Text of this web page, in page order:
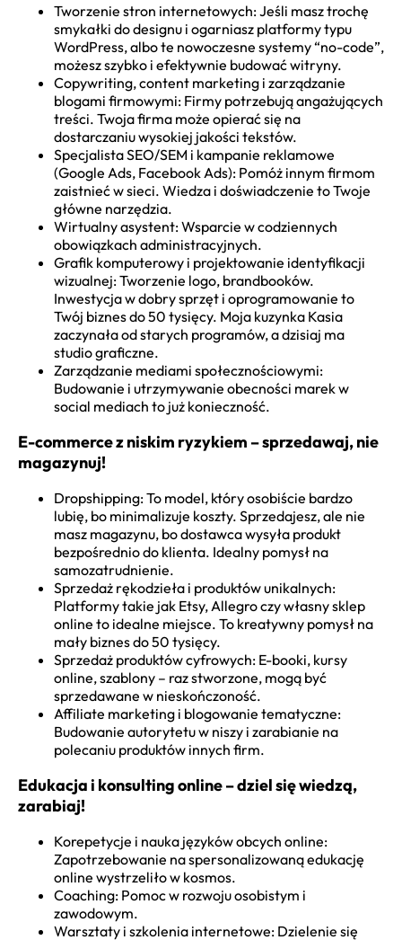
Tworzenie stron internetowych: Jeśli masz trochę
smykałki do designu i ogarniasz platformy typu
WordPress, albo te nowoczesne systemy “no-code”,
możesz szybko i efektywnie budować witryny.
Copywriting, content marketing i zarządzanie
blogami firmowymi: Firmy potrzebują angażujących
treści. Twoja firma może opierać się na
dostarczaniu wysokiej jakości tekstów.
Specjalista SEO/SEM i kampanie reklamowe
(Google Ads, Facebook Ads): Pomóż innym firmom
zaistnieć w sieci. Wiedza i doświadczenie to Twoje
główne narzędzia.
Wirtualny asystent: Wsparcie w codziennych
obowiązkach administracyjnych.
Grafik komputerowy i projektowanie identyfikacji
wizualnej: Tworzenie logo, brandbooków.
Inwestycja w dobry sprzęt i oprogramowanie to
Twój biznes do 50 tysięcy. Moja kuzynka Kasia
zaczynała od starych programów, a dzisiaj ma
studio graficzne.
Zarządzanie mediami społecznościowymi:
Budowanie i utrzymywanie obecności marek w
social mediach to już konieczność.
E-commerce z niskim ryzykiem – sprzedawaj, nie
magazynuj!
Dropshipping: To model, który osobiście bardzo
lubię, bo minimalizuje koszty. Sprzedajesz, ale nie
masz magazynu, bo dostawca wysyła produkt
bezpośrednio do klienta. Idealny pomysł na
samozatrudnienie.
Sprzedaż rękodzieła i produktów unikalnych:
Platformy takie jak Etsy, Allegro czy własny sklep
online to idealne miejsce. To kreatywny pomysł na
mały biznes do 50 tysięcy.
Sprzedaż produktów cyfrowych: E-booki, kursy
online, szablony – raz stworzone, mogą być
sprzedawane w nieskończoność.
Affiliate marketing i blogowanie tematyczne:
Budowanie autorytetu w niszy i zarabianie na
polecaniu produktów innych firm.
Edukacja i konsulting online – dziel się wiedzą,
zarabiaj!
Korepetycje i nauka języków obcych online:
Zapotrzebowanie na spersonalizowaną edukację
online wystrzeliło w kosmos.
Coaching: Pomoc w rozwoju osobistym i
zawodowym.
Warsztaty i szkolenia internetowe: Dzielenie się